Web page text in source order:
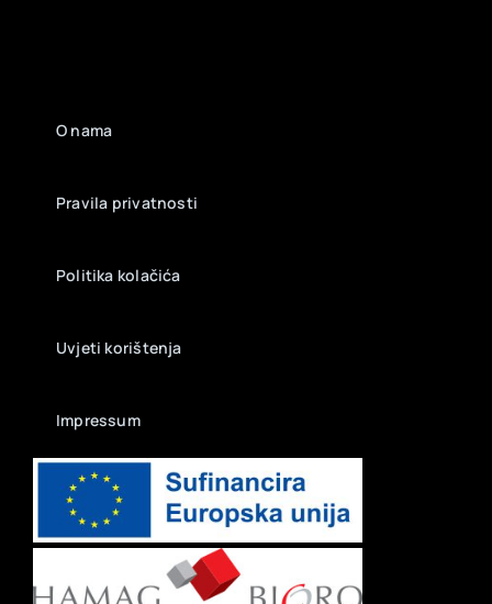
O nama
Pravila privatnosti
Politika kolačića
Uvjeti korištenja
Impressum